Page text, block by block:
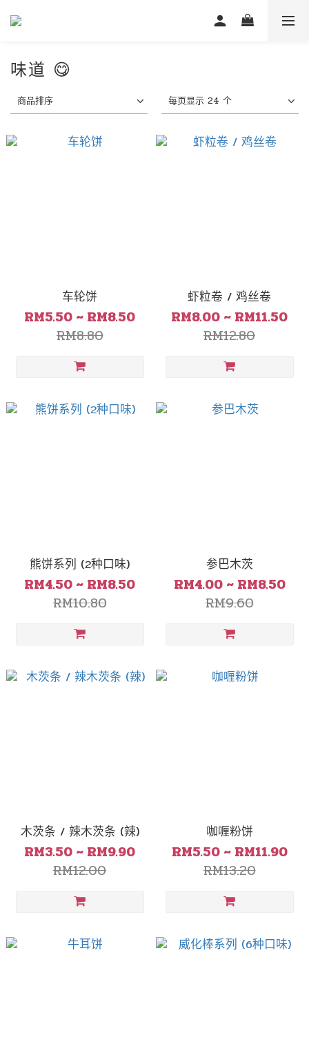
味道 😋
商品排序 每页显示 24 个
车轮饼
RM5.50 ~ RM8.50
RM8.80
虾粒卷 / 鸡丝卷
RM8.00 ~ RM11.50
RM12.80
熊饼系列 (2种口味)
RM4.50 ~ RM8.50
RM10.80
参巴木茨
RM4.00 ~ RM8.50
RM9.60
木茨条 / 辣木茨条 (辣)
RM3.50 ~ RM9.90
RM12.00
咖喱粉饼
RM5.50 ~ RM11.90
RM13.20